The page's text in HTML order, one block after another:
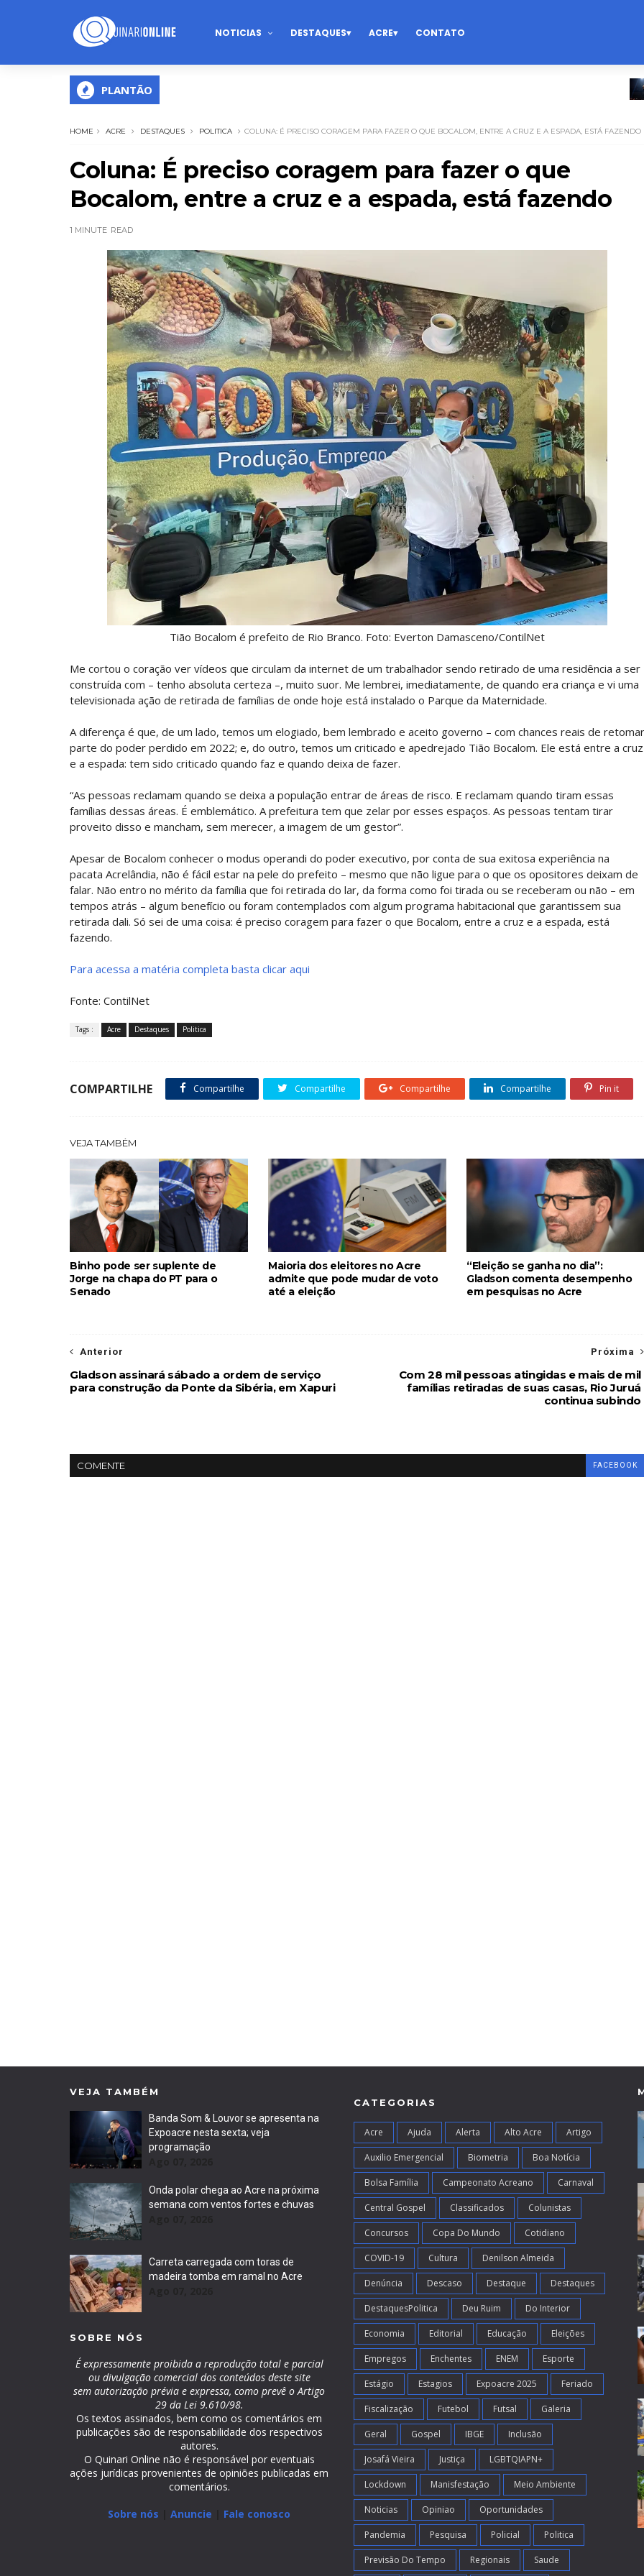
NOTICIAS DESTAQUES ACRE CONTATO
PLANTÃO
HOME ACRE DESTAQUES POLITICA COLUNA: É PRECISO CORAGEM PARA FAZER O QUE BOCALOM, ENTRE A CRUZ E A ESPADA, ESTÁ FAZENDO
Coluna: É preciso coragem para fazer o que
Bocalom, entre a cruz e a espada, está fazendo
1 MINUTE READ
Tião Bocalom é prefeito de Rio Branco. Foto: Everton Damasceno/ContilNet
Me cortou o coração ver vídeos que circulam da internet de um trabalhador sendo retirado de uma residência a ser
construída com – tenho absoluta certeza –, muito suor. Me lembrei, imediatamente, de quando era criança e vi uma
televisionada ação de retirada de famílias de onde hoje está instalado o Parque da Maternidade.
A diferença é que, de um lado, temos um elogiado, bem lembrado e aceito governo – com chances reais de retomar
parte do poder perdido em 2022; e, do outro, temos um criticado e apedrejado Tião Bocalom. Ele está entre a cruz
e a espada: tem sido criticado quando faz e quando deixa de fazer.
“As pessoas reclamam quando se deixa a população entrar de áreas de risco. E reclamam quando tiram essas
famílias dessas áreas. É emblemático. A prefeitura tem que zelar por esses espaços. As pessoas tentam tirar
proveito disso e mancham, sem merecer, a imagem de um gestor”.
Apesar de Bocalom conhecer o modus operandi do poder executivo, por conta de sua exitosa experiência na
pacata Acrelândia, não é fácil estar na pele do prefeito – mesmo que não ligue para o que os opositores deixam de
falar. Não entro no mérito da família que foi retirada do lar, da forma como foi tirada ou se receberam ou não – em
tempos atrás – algum benefício ou foram contemplados com algum programa habitacional que garantissem sua
retirada dali. Só sei de uma coisa: é preciso coragem para fazer o que Bocalom, entre a cruz e a espada, está
fazendo.
Para acessa a matéria completa basta clicar aqui
Fonte: ContilNet
Tags : Acre Destaques Politica
COMPARTILHE Compartilhe Compartilhe Compartilhe Compartilhe Pin it
VEJA TAMBÉM
Binho pode ser suplente de
Jorge na chapa do PT para o
Senado
Maioria dos eleitores no Acre
admite que pode mudar de voto
até a eleição
“Eleição se ganha no dia”:
Gladson comenta desempenho
em pesquisas no Acre
Próxima
Com 28 mil pessoas atingidas e mais de mil
famílias retiradas de suas casas, Rio Juruá
continua subindo
Anterior
Gladson assinará sábado a ordem de serviço
para construção da Ponte da Sibéria, em Xapuri
COMENTE FACEBOOK
VEJA TAMBÉM
Banda Som & Louvor se apresenta na
Expoacre nesta sexta; veja
programação
Onda polar chega ao Acre na próxima
semana com ventos fortes e chuvas
Carreta carregada com toras de
madeira tomba em ramal no Acre
SOBRE NÓS
É expressamente proibida a reprodução total e parcial
ou divulgação comercial dos conteúdos deste site
sem autorização prévia e expressa, como prevê o Artigo
29 da Lei 9.610/98.
Os textos assinados, bem como os comentários em
publicações são de responsabilidade dos respectivos
autores.
O Quinari Online não é responsável por eventuais
ações jurídicas provenientes de opiniões publicadas em
comentários.
Sobre nós |Anuncie Fale conosco
CATEGORIAS
Acre Ajuda Alerta Alto Acre Artigo
Auxilio Emergencial Biometria Boa Notícia
Bolsa Família Campeonato Acreano Carnaval
Central Gospel Classificados Colunistas
Concursos Copa Do Mundo Cotidiano
COVID-19 Cultura Denilson Almeida
Denúncia Descaso Destaque Destaques
DestaquesPolitica Deu Ruim Do Interior
Economia Editorial Educação Eleições
Empregos Enchentes ENEM Esporte
Estágio Estagios Expoacre 2025 Feriado
Fiscalização Futebol Futsal Galeria
Geral Gospel IBGE Inclusão
Josafá Vieira Justiça LGBTQIAPN+
Lockdown Manisfestação Meio Ambiente
Noticias Opiniao Oportunidades
Pandemia Pesquisa Policial Politica
Previsão Do Tempo Regionais Saude